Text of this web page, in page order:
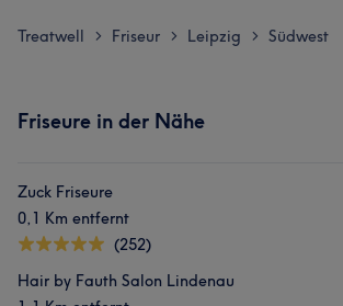
Treatwell > Friseur > Leipzig > Südwest
Friseure in der Nähe
Zuck Friseure
0,1 Km entfernt
(252)
Hair by Fauth Salon Lindenau